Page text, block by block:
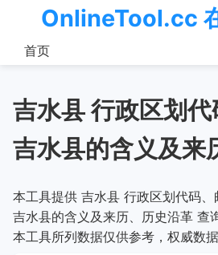
OnlineTool.cc
首页
吉水县的含义及来
本工具提供 吉水县 行政区划代码、
吉水县的含义及来历、历史沿革 查
本工具所列数据仅供参考，权威数